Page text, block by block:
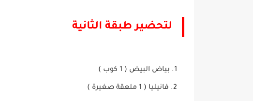
لتحضير طبقة الثانية
بياض البيض ( 1 كوب )
فانيليا ( 1 ملعقة صغيرة )